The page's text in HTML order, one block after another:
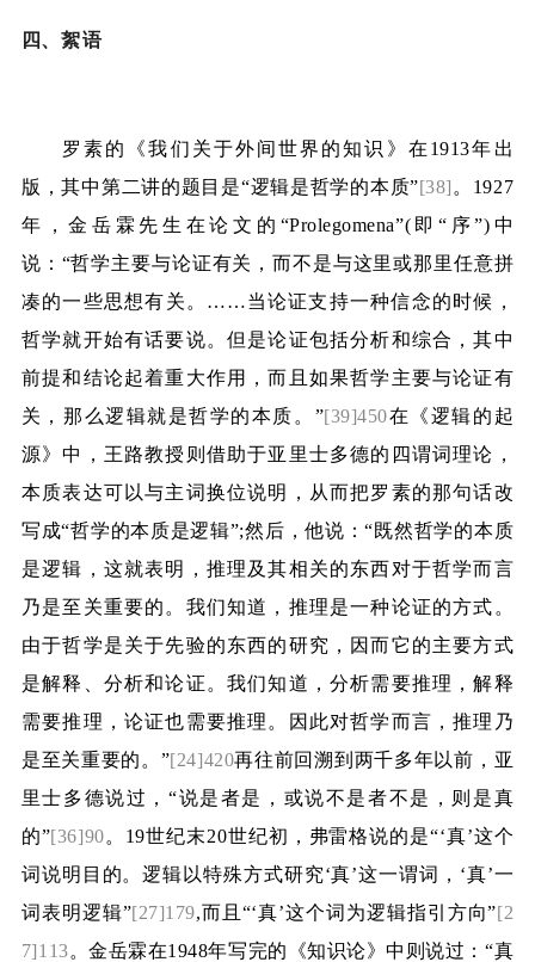
四、 絮语
罗素的《我们关于外间世界的知识》在 1913年出
版，其中第二讲的题目是“逻辑是哲学的本质”[38] 。 1927
年，金岳霖先生在论文的“Prolegomena”( 即“序”) 中
说：“哲学主要与论证有关，而不是与这里或那里任意拼
凑的一些思想有关。……当论证支持一种信念的时候，
哲学就开始有话要说。但是论证包括分析和综合，其中
前提和结论起着重大作用，而且如果哲学主要与论证有
关，那么逻辑就是哲学的本质。”[39]450在《逻辑的起
源》中，王路教授则借助于亚里士多德的四谓词理论，
本质表达可以与主词换位说明，从而把罗素的那句话改
写成“哲学的本质是逻辑”;然后，他说：“既然哲学的本质
是逻辑，这就表明，推理及其相关的东西对于哲学而言
乃是至关重要的。我们知道，推理是一种论证的方式。
由于哲学是关于先验的东西的研究，因而它的主要方式
是解释、分析和论证。我们知道，分析需要推理，解释
需要推理，论证也需要推理。因此对哲学而言，推理乃
是至关重要的。”[24]420再往前回溯到两千多年以前，亚
里士多德说过，“说是者是，或说不是者不是，则是真
的”[36]90。 19世纪末20世纪初，弗雷格说的是“‘真’这个
词说明目的。逻辑以特殊方式研究‘真’这一谓词，‘真’一
词表明逻辑”[27]179,而且“‘真’这个词为逻辑指引方向”[2
7]113。金岳霖在1948年写完的《知识论》中则说过：“真